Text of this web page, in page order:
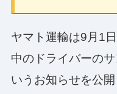
ヤマト運輸は9月1
中のドライバーの
いうお知らせを公